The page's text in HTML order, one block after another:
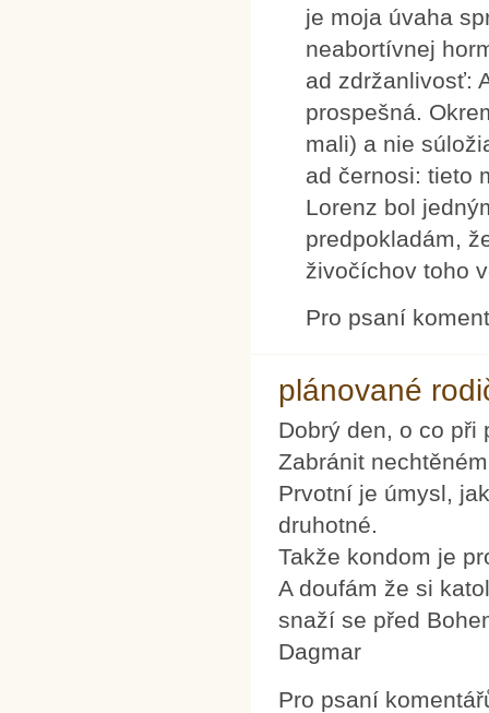
je moja úvaha
neabortívnej
ad zdržanlivosť:
prospešná.
mali) a nie
ad černosi: tieto
Lorenz bol
predpokladám,
živočíchov toho
Pro psaní
plánované
Dobrý den, o co při
Zabránit
Prvotní je úmysl,
druhotné.
Takže kondom je
A doufám že si
snaží se před
Dagmar
Pro psaní